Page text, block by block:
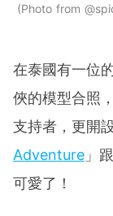
Photo from
在泰國有一位
俠的模型合照
支持者，更開
Adventure 」
可愛了！